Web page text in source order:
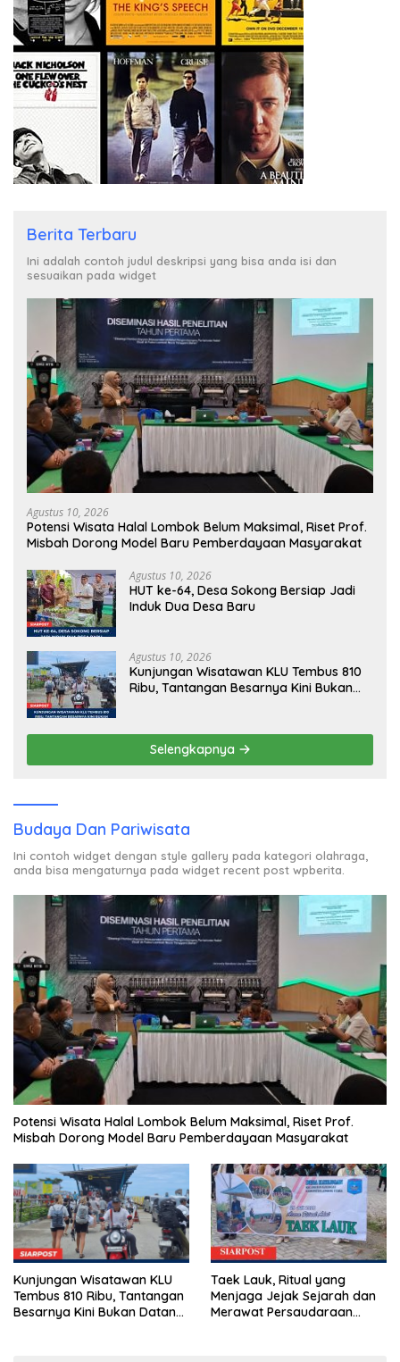
Berita Terbaru
Ini adalah contoh judul deskripsi yang bisa anda isi dan
sesuaikan pada widget
Agustus 10, 2026
Potensi Wisata Halal Lombok Belum Maksimal, Riset Prof.
Misbah Dorong Model Baru Pemberdayaan Masyarakat
Agustus 10, 2026
HUT ke-64, Desa Sokong Bersiap Jadi
Induk Dua Desa Baru
Agustus 10, 2026
Kunjungan Wisatawan KLU Tembus 810
Ribu, Tantangan Besarnya Kini Bukan
Selengkapnya
Budaya Dan Pariwisata
Ini contoh widget dengan style gallery pada kategori olahraga,
anda bisa mengaturnya pada widget recent post wpberita.
Potensi Wisata Halal Lombok Belum Maksimal, Riset Prof.
Misbah Dorong Model Baru Pemberdayaan Masyarakat
Kunjungan Wisatawan KLU
Tembus 810 Ribu, Tantangan
Besarnya Kini Bukan Datang,
Taek Lauk, Ritual yang
Menjaga Jejak Sejarah dan
Merawat Persaudaraan